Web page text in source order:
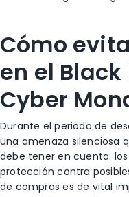
Cómo
en el
Cyber
Durante el periodo de
una amenaza silenciosa
debe tener en cuenta:
protección contra
de compras es de vital